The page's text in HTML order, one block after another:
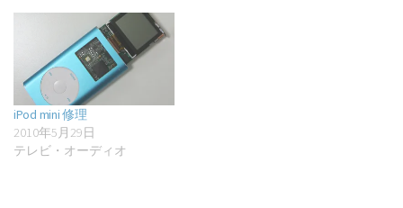
iPod mini 修理
2010年5月29日
テレビ・オーディオ